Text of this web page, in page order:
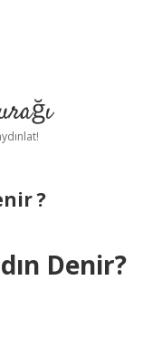
?
Denir?